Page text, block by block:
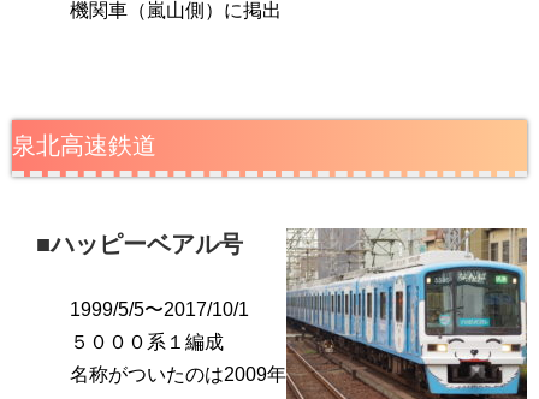
機関車（嵐山側）に掲出
泉北高速鉄道
■ハッピーベアル号
1999/5/5〜2017/10/1
５０００系１編成
名称がついたのは2009年